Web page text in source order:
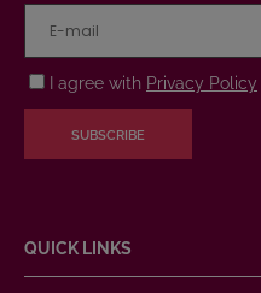
I agree with Privacy Policy
SUBSCRIBE
QUICK LINKS